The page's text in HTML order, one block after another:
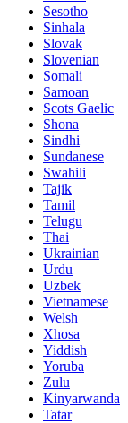
Sesotho
Sinhala
Slovak
Slovenian
Somali
Samoan
Scots Gaelic
Shona
Sindhi
Sundanese
Swahili
Tajik
Tamil
Telugu
Thai
Ukrainian
Urdu
Uzbek
Vietnamese
Welsh
Xhosa
Yiddish
Yoruba
Zulu
Kinyarwanda
Tatar